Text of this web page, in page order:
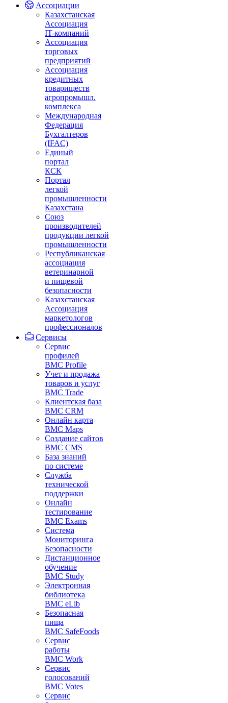
Ассоциации
Казахстанская
Ассоциация
IT-компаний
Ассоциация
торговых
предприятий
Ассоциация
кредитных
товариществ
агропромышл.
комплекса
Международная
Федерация
Бухгалтеров
(IFAC)
Единый
портал
КСК
Портал
легкой
промышленности
Казахстана
Союз
производителей
продукции легкой
промышленности
Республиканская
ассоциация
ветеринарной
и пищевой
безопасности
Казахстанская
Ассоциация
маркетологов
профессионалов
Сервисы
Сервис
профилей
BMC Profile
Учет и продажа
товаров и услуг
BMC Trade
Клиентская база
BMC CRM
Онлайн карта
BMC Maps
Создание сайтов
BMC CMS
База знаний
по системе
Служба
технической
поддержки
Онлайн
тестирование
BMC Exams
Система
Мониторинга
Безопасности
Дистанционное
обучение
BMC Study
Электронная
библиотека
BMC eLib
Безопасная
пища
BMC SafeFoods
Сервис
работы
BMC Work
Сервис
голосований
BMC Votes
Сервис